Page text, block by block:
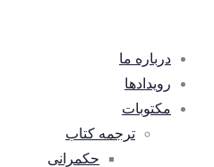
درباره ما
رویدادها
مکتوبات
ترجمه کتاب
حکمرانی